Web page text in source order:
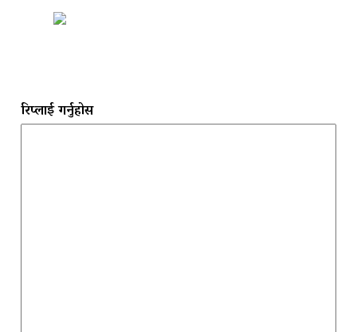
रिप्लाई गर्नुहोस